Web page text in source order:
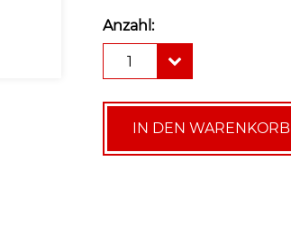
Anzahl:
GAG
Kappenventil
3/4"
1
IN DEN WARENKORB